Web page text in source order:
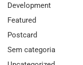
Development
Featured
Postcard
Sem categoria